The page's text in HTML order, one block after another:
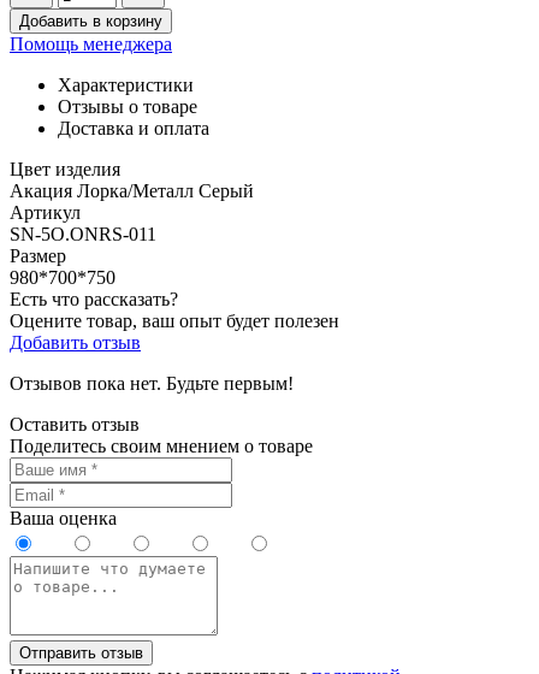
Добавить в корзину
Помощь менеджера
Характеристики
Отзывы о товаре
Доставка и оплата
Цвет изделия
Акация Лорка/Металл Серый
Артикул
SN-5O.ONRS-011
Размер
980*700*750
Есть что рассказать?
Оцените товар, ваш опыт будет полезен
Добавить отзыв
Отзывов пока нет. Будьте первым!
Оставить отзыв
Поделитесь своим мнением о товаре
Ваша оценка
Отправить отзыв